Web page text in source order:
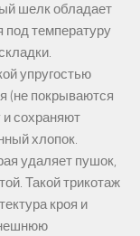
шелк обладает
температуру
упругостью
(не покрываются
сохраняют
хлопок.
удаляет пушок,
Такой трикотаж
кроя и